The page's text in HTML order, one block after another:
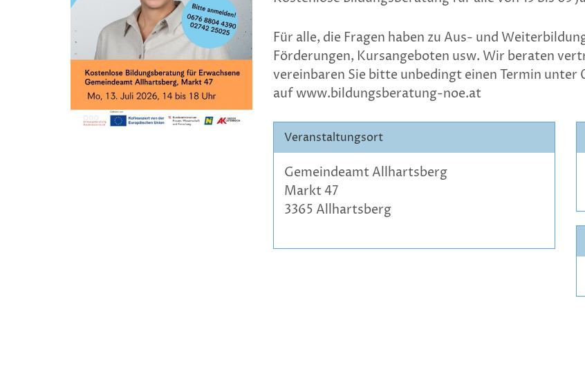
Für alle, die Fragen haben zu Aus- und
Förderungen, Kursangeboten usw. Wir beraten
vereinbaren Sie bitte unbedingt einen Termin
auf www.bildungsberatung-noe.at
Veranstaltungsort
Gemeindeamt Allhartsberg
Markt 47
3365 Allhartsberg